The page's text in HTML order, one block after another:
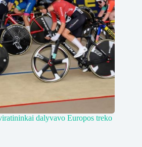
dalyvavo Europos treko